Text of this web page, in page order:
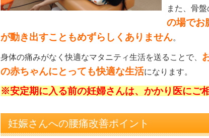
また、骨
の場でお
が動き出すこともめずらしくありません。
身体の痛みがなく快適なマタニティ生活を送ることで、
の赤ちゃんにとっても快適な生活になります。
※安定期に入る前の妊婦さんは、かかり医にご
妊娠さんへの腰痛改善ポイント